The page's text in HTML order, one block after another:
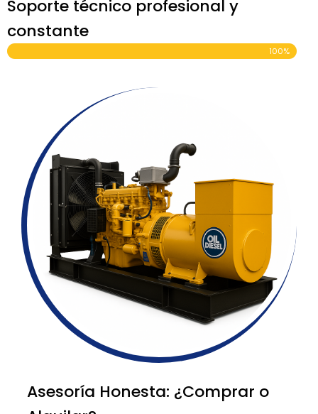
Soporte técnico profesional y
constante
100%
Asesoría Honesta: ¿Comprar o